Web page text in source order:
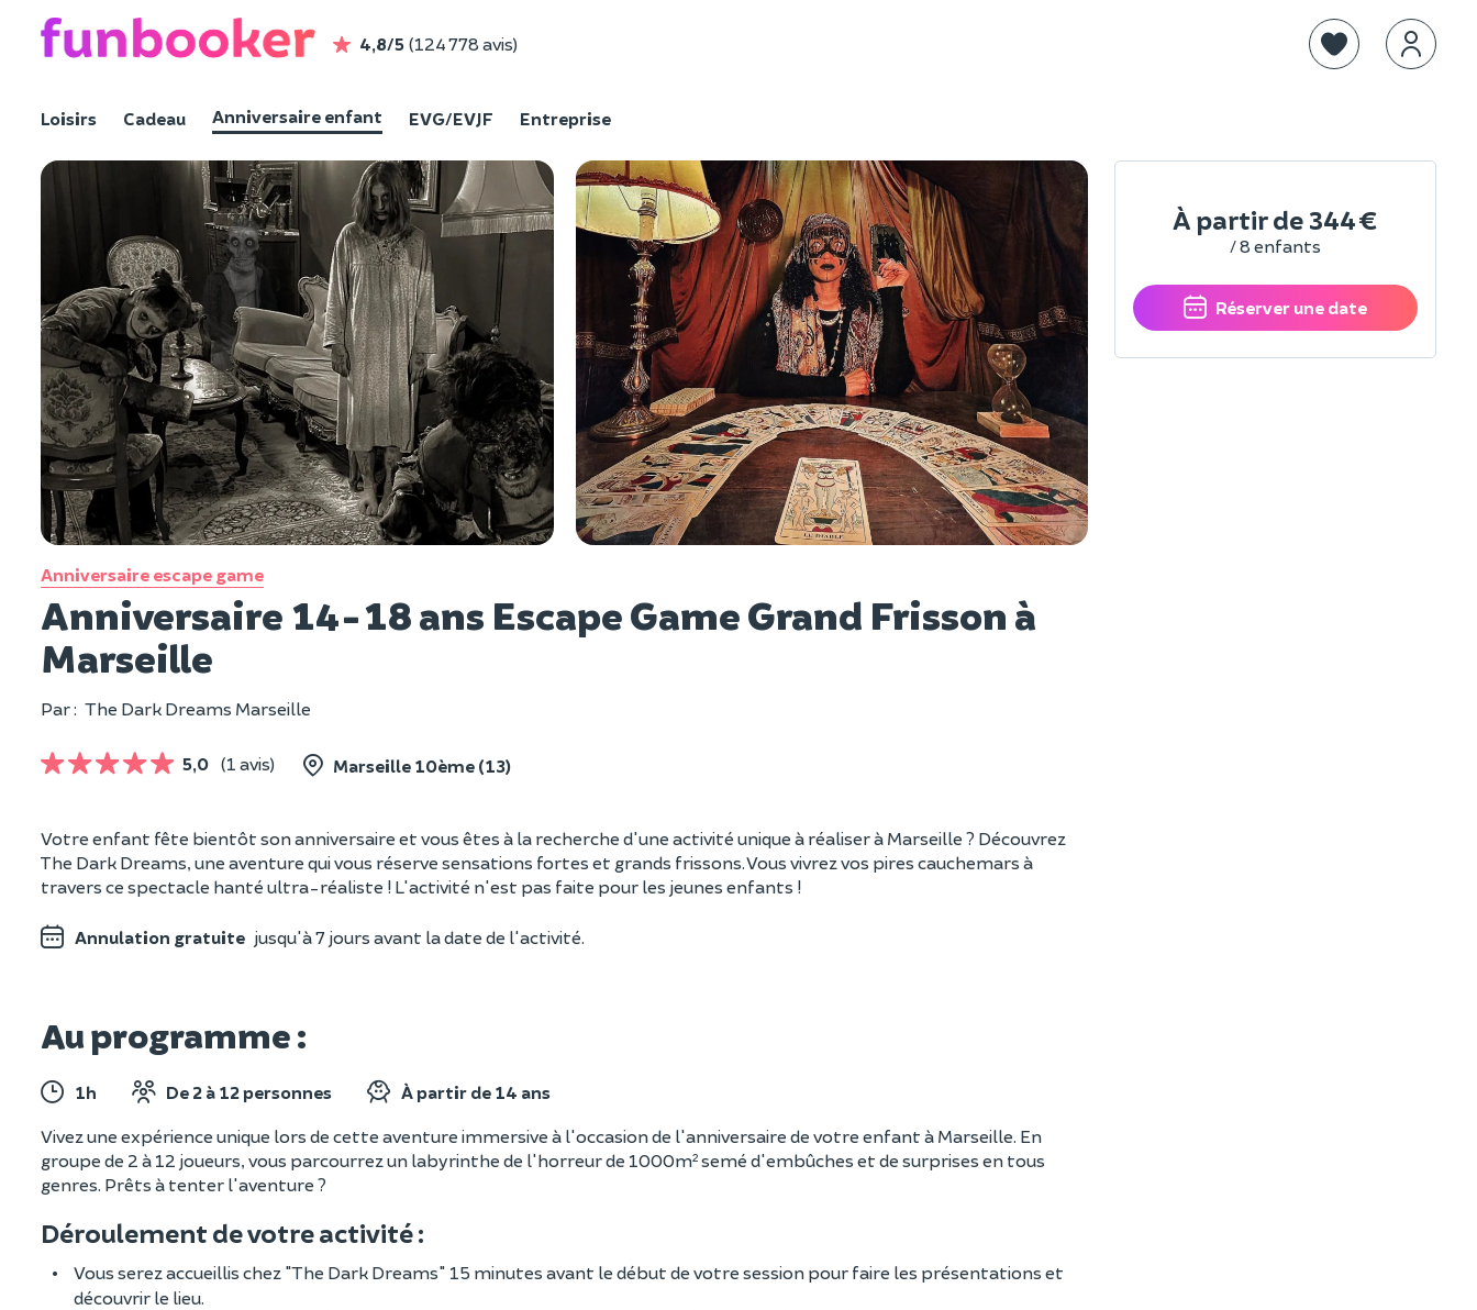
4,8/5 (124 778 avis)
Loisirs Cadeau Anniversaire enfant EVG/EVJF Entreprise
Voir les photos
Anniversaire escape game
Anniversaire 14-18 ans Escape Game Grand Frisson à
Marseille
Par : The Dark Dreams Marseille
5,0 (1 avis) Marseille 10ème (13)
Votre enfant fête bientôt son anniversaire et vous êtes à la recherche d'une activité unique à réaliser à Marseille ? Découvrez
The Dark Dreams, une aventure qui vous réserve sensations fortes et grands frissons. Vous vivrez vos pires cauchemars à
travers ce spectacle hanté ultra-réaliste ! L'activité n'est pas faite pour les jeunes enfants !
Annulation gratuite jusqu'à 7 jours avant la date de l'activité.
Au programme :
1h De 2 à 12 personnes À partir de 14 ans
Vivez une expérience unique lors de cette aventure immersive à l'occasion de l'anniversaire de votre enfant à Marseille. En
groupe de 2 à 12 joueurs, vous parcourrez un labyrinthe de l'horreur de 1000m² semé d'embûches et de surprises en tous
genres. Prêts à tenter l'aventure ?
Déroulement de votre activité :
Vous serez accueillis chez "The Dark Dreams" 15 minutes avant le début de votre session pour faire les présentations et
découvrir le lieu.
À partir de 344 €
/ 8 enfants
Réserver une date